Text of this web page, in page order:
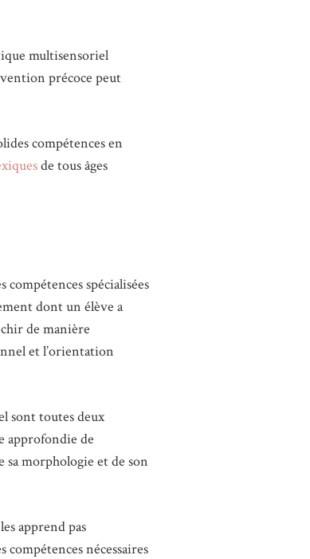
multisensoriel
précoce peut
compétences en
de tous âges
spécialisées
dont un élève a
de manière
et l’orientation
sont toutes deux
approfondie de
sa morphologie et de son
apprend pas
compétences nécessaires